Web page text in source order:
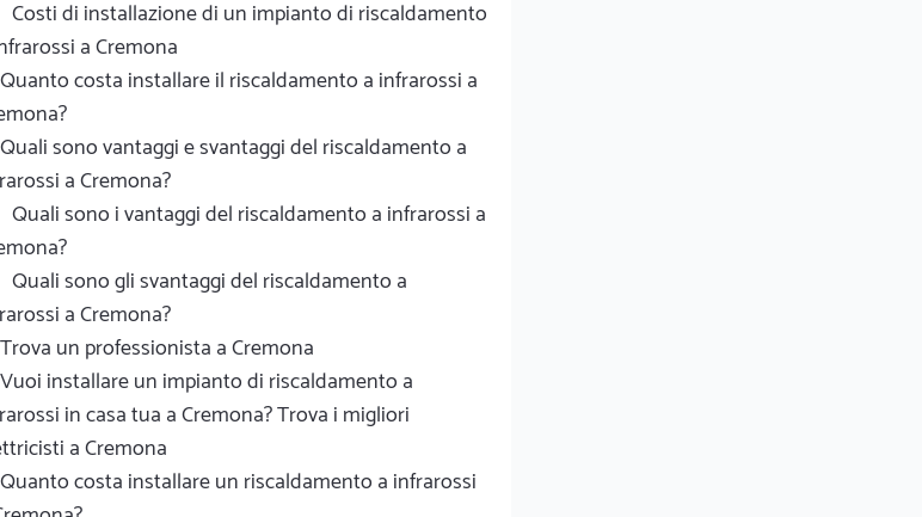
Costi di installazione di un impianto di riscaldamento
a Cremona
Quanto costa installare il riscaldamento a infrarossi a
Quali sono vantaggi e svantaggi del riscaldamento a
a Cremona?
Quali sono i vantaggi del riscaldamento a infrarossi a
Quali sono gli svantaggi del riscaldamento a
a Cremona?
Trova un professionista a Cremona
Vuoi installare un impianto di riscaldamento a
in casa tua a Cremona? Trova i migliori
a Cremona
Quanto costa installare un riscaldamento a infrarossi